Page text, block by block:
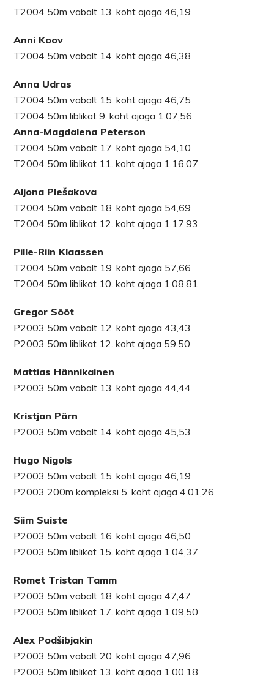
T2004 50m vabalt 13. koht ajaga 46,19
Anni Koov
T2004 50m vabalt 14. koht ajaga 46,38
Anna Udras
T2004 50m vabalt 15. koht ajaga 46,75
T2004 50m liblikat 9. koht ajaga 1.07,56
Anna-Magdalena Peterson
T2004 50m vabalt 17. koht ajaga 54,10
T2004 50m liblikat 11. koht ajaga 1.16,07
Aljona Plešakova
T2004 50m vabalt 18. koht ajaga 54,69
T2004 50m liblikat 12. koht ajaga 1.17,93
Pille-Riin Klaassen
T2004 50m vabalt 19. koht ajaga 57,66
T2004 50m liblikat 10. koht ajaga 1.08,81
Gregor Sööt
P2003 50m vabalt 12. koht ajaga 43,43
P2003 50m liblikat 12. koht ajaga 59,50
Mattias Hännikainen
P2003 50m vabalt 13. koht ajaga 44,44
Kristjan Pärn
P2003 50m vabalt 14. koht ajaga 45,53
Hugo Nigols
P2003 50m vabalt 15. koht ajaga 46,19
P2003 200m kompleksi 5. koht ajaga 4.01,26
Siim Suiste
P2003 50m vabalt 16. koht ajaga 46,50
P2003 50m liblikat 15. koht ajaga 1.04,37
Romet Tristan Tamm
P2003 50m vabalt 18. koht ajaga 47,47
P2003 50m liblikat 17. koht ajaga 1.09,50
Alex Podšibjakin
P2003 50m vabalt 20. koht ajaga 47,96
P2003 50m liblikat 13. koht ajaga 1.00,18